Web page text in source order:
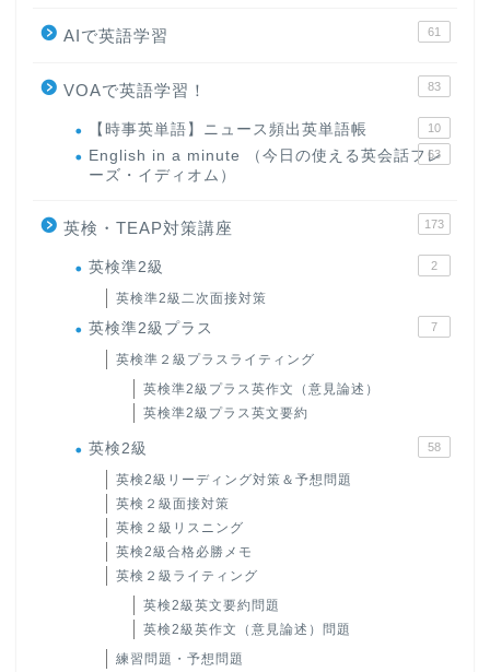
AIで英語学習 61
VOAで英語学習！ 83
【時事英単語】ニュース頻出英単語帳 10
English in a minute （今日の使える英会話フレ
ーズ・イディオム）
63
英検・TEAP対策講座 173
英検準2級 2
英検準2級二次面接対策
英検準2級プラス 7
英検準２級プラスライティング
英検準2級プラス英作文（意見論述）
英検準2級プラス英文要約
英検2級 58
英検2級リーディング対策＆予想問題
英検２級面接対策
英検２級リスニング
英検2級合格必勝メモ
英検２級ライティング
英検2級英文要約問題
英検2級英作文（意見論述）問題
練習問題・予想問題